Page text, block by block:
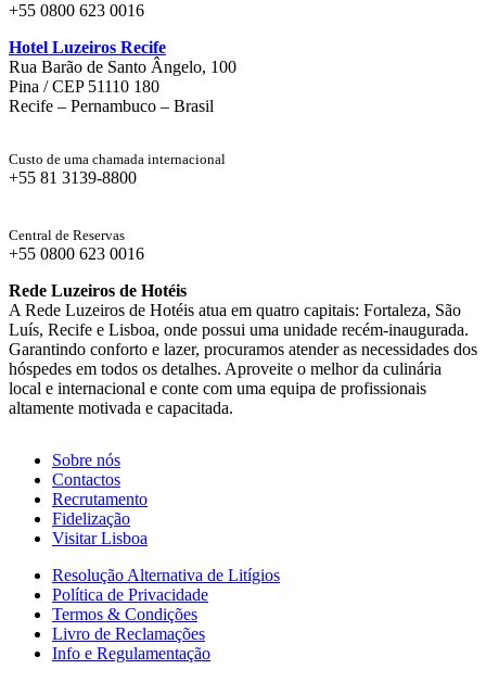
+55 0800 623 0016
Hotel Luzeiros Recife
Rua Barão de Santo Ângelo, 100
Pina / CEP 51110 180
Recife – Pernambuco – Brasil
Custo de uma chamada internacional
+55 81 3139-8800
Central de Reservas
+55 0800 623 0016
Rede Luzeiros de Hotéis
A Rede Luzeiros de Hotéis atua em quatro capitais: Fortaleza, São
Luís, Recife e Lisboa, onde possui uma unidade recém-inaugurada.
Garantindo conforto e lazer, procuramos atender as necessidades dos
hóspedes em todos os detalhes. Aproveite o melhor da culinária
local e internacional e conte com uma equipa de profissionais
altamente motivada e capacitada.
Sobre nós
Contactos
Recrutamento
Fidelização
Visitar Lisboa
Resolução Alternativa de Litígios
Política de Privacidade
Termos & Condições
Livro de Reclamações
Info e Regulamentação